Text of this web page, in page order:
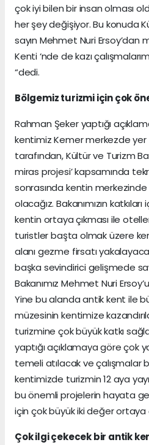
çok iyi bilen bir insan olması
her şey değişiyor. Bu konuda
sayın Mehmet Nuri Ersoy’dan
Kenti ‘nde de kazı
“dedi.
Bölgemiz turizmi için çok
Rahman Şeker yaptığı
kentimiz Kemer merkezde yer
tarafından, Kültür ve Turizm
miras projesi’ kapsamında
sonrasında kentin
olacağız. Bakanımızın
kentin ortaya çıkması ile
turistler başta olmak üzere
alanı gezme firsatı
başka sevindirici gelişmede
Bakanımız Mehmet Nuri
Yine bu alanda antik kent ile
müzesinin kentimize
turizmine çok büyük katkı
yaptığı açıklamaya göre çok
temeli atılacak ve çalışmalar
kentimizde turizmin 12 aya
bu önemli projelerin hayata
için çok büyük iki değer ortaya
Çok ilgi çekecek bir antik